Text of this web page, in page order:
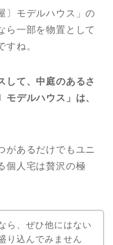
〕モデルハウス」の
ら一部を物置として
すね。
して、中庭のあるさ
モデルハウス」は、
があるだけでもユニ
個人宅は贅沢の極
ら、ぜひ他にはない
り込んでみません